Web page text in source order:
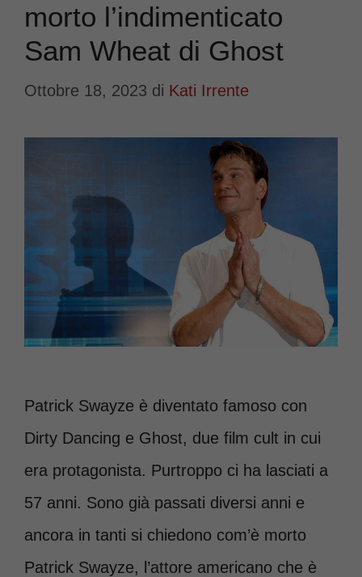
morto l’indimenticato
Sam Wheat di Ghost
Ottobre 18, 2023 di Kati Irrente
Patrick Swayze è diventato famoso con
Dirty Dancing e Ghost, due film cult in cui
era protagonista. Purtroppo ci ha lasciati a
57 anni. Sono già passati diversi anni e
ancora in tanti si chiedono com’è morto
Patrick Swayze, l’attore americano che è